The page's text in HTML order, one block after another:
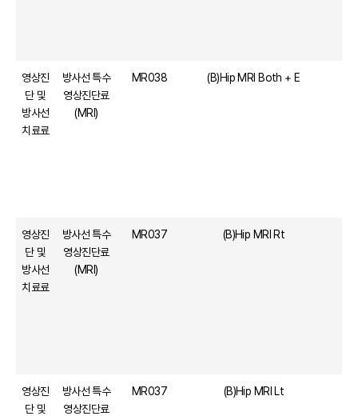
영상진
단 및
방사선
치료료
방사선 특수
영상진단료
(MRI)
MR038 (B)Hip MRI Both + E
영상진
단 및
방사선
치료료
방사선 특수
영상진단료
(MRI)
MR037 (B)Hip MRI Rt
영상진
단 및
방사선 특수
영상진단료
MR037 (B)Hip MRI Lt